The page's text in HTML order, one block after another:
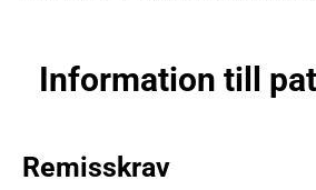
Information till
Remisskrav